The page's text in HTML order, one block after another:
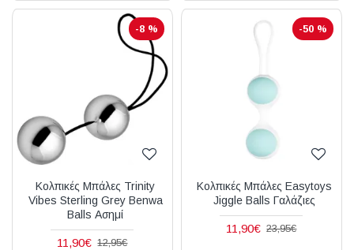
-8 %
Κολπικές Μπάλες Trinity
Vibes Sterling Grey Benwa
Balls Ασημί
11,90€ 12,95€
-50 %
Κολπικές Μπάλες Easytoys
Jiggle Balls Γαλάζιες
11,90€ 23,95€